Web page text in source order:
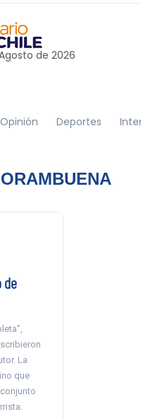
de 2026
Opinión Deportes
de
La
que